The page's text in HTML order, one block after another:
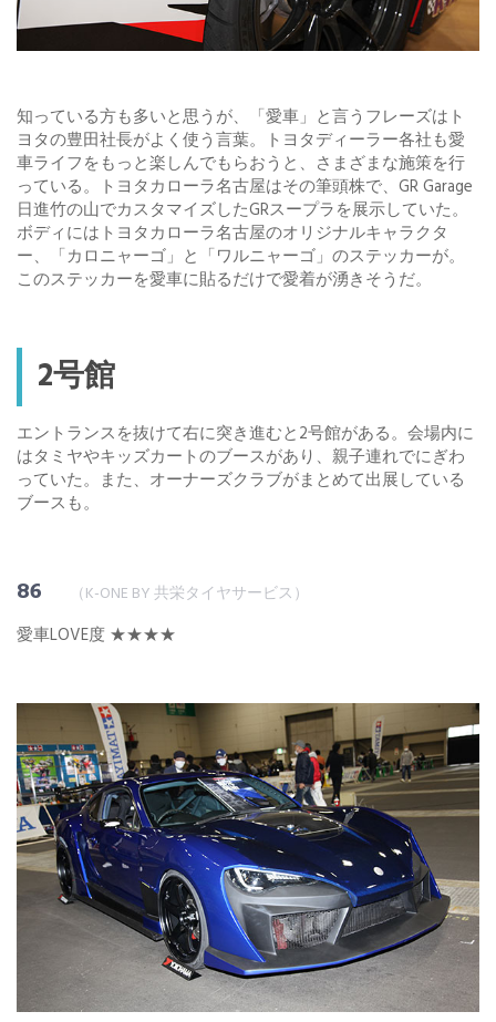
知っている方も多いと思うが、「愛車」と言うフレーズはト
ヨタの豊田社長がよく使う言葉。トヨタディーラー各社も愛
車ライフをもっと楽しんでもらおうと、さまざまな施策を行
っている。トヨタカローラ名古屋はその筆頭株で、GR Garage
日進竹の山でカスタマイズしたGRスープラを展示していた。
ボディにはトヨタカローラ名古屋のオリジナルキャラクタ
ー、「カロニャーゴ」と「ワルニャーゴ」のステッカーが。
このステッカーを愛車に貼るだけで愛着が湧きそうだ。
2号館
エントランスを抜けて右に突き進むと2号館がある。会場内に
はタミヤやキッズカートのブースがあり、親子連れでにぎわ
っていた。また、オーナーズクラブがまとめて出展している
ブースも。
86 （K-ONE BY 共栄タイヤサービス）
愛車LOVE度 ★★★★